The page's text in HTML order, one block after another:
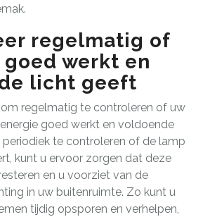
regelmatig of
werkt en
licht geeft
om regelmatig te controleren of uw
goed werkt en voldoende
te controleren of de lamp
kunt u ervoor zorgen dat deze
en u voorziet van de
in uw buitenruimte. Zo kunt u
tijdig opsporen en verhelpen,